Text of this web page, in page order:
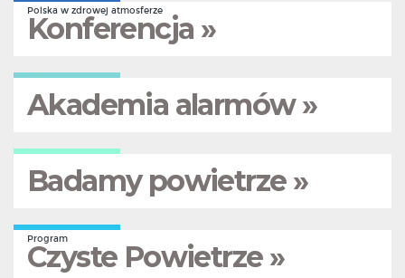
Polska w zdrowej atmosferze
Konferencja »
Akademia alarmów »
Badamy powietrze »
Program
Czyste Powietrze »